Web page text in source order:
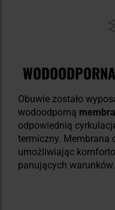
Obuwie zostało
wodoodporną
odpowiednią
termiczny. Membrana
umożliwiając
panujących warunków.